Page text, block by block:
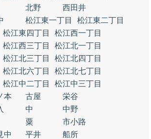
北野
西田井
松江東一丁目
松江東二丁目
松江東四丁目
松江西一丁目
松江西三丁目
松江北一丁目
松江北三丁目
松江北四丁目
松江北六丁目
松江北七丁目
松江中二丁目
松江中三丁目
本 古屋
栄谷
中
中野
粟
市小路
中 平井
船所